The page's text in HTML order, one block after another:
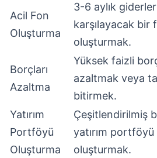
Acil Fon
Oluşturma
3-6 aylık
karşılayacak bir
oluşturmak.
Borçları
Azaltma
Yüksek faizli
azaltmak veya
bitirmek.
Yatırım
Portföyü
Oluşturma
Çeşitlendirilmiş
yatırım portföyü
oluşturmak.